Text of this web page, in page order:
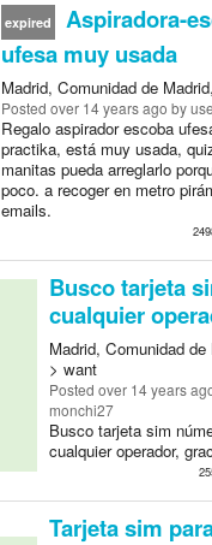
expired
Aspiradora-
ufesa muy usada
Madrid, Comunidad de
Posted over 14 years ago by
Regalo aspirador escoba
practika, está muy usada,
manitas pueda arreglarlo
poco. a recoger en metro
emails.
Busco tarjeta
cualquier
Madrid, Comunidad
> want
Posted over 14 years
monchi27
Busco tarjeta sim
cualquier operador,
Tarjeta sim